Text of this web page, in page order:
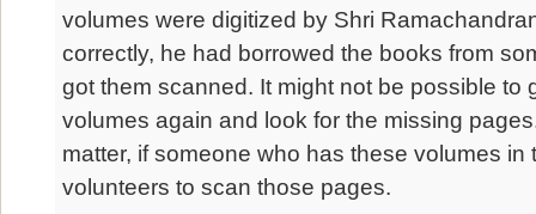
volumes were digitized by Shri
correctly, he had borrowed the books from
got them scanned. It might not be possible to
volumes again and look for the missing
matter, if someone who has these volumes in
volunteers to scan those pages.